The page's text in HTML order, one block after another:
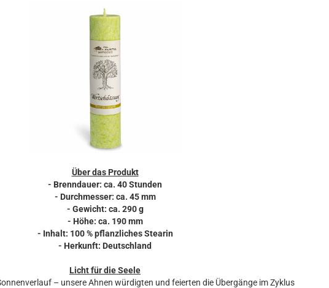
Über das Produkt
- Brenndauer: ca. 40 Stunden
- Durchmesser: ca. 45 mm
- Gewicht: ca. 290 g
- Höhe: ca. 190 mm
- Inhalt: 100 % pflanzliches Stearin
- Herkunft: Deutschland
Licht für die Seele
– unsere Ahnen würdigten und feierten die Übergänge im Zyklus